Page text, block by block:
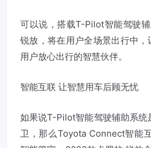
可以说，搭载T-Pilot智能驾驶
锐放，将在用户全场景出行中，
用户放心出行的智慧伙伴。
智能互联 让智慧用车后顾无忧
如果说T-Pilot智能驾驶辅助系统
卫，那么Toyota Connect智能